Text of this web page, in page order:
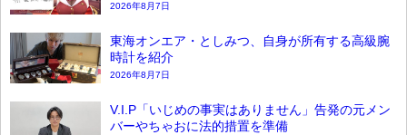
2026年8月7日
東海オンエア・としみつ、自身が所有する高級腕
時計を紹介
2026年8月7日
V.I.P「いじめの事実はありません」告発の元メン
バーやちゃおに法的措置を準備